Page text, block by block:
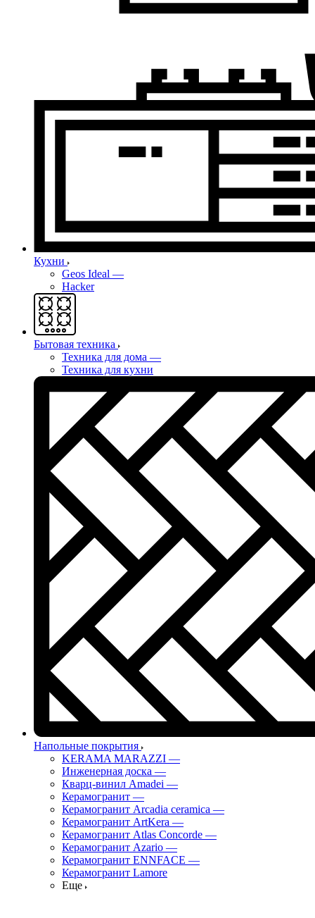
Кухни
Geos Ideal —
Hacker
Бытовая техника
Техника для дома —
Техника для кухни
Напольные покрытия
KERAMA MARAZZI —
Инженерная доска —
Кварц-винил Amadei —
Керамогранит —
Керамогранит Arcadia ceramica —
Керамогранит ArtKera —
Керамогранит Atlas Concorde —
Керамогранит Azario —
Керамогранит ENNFACE —
Керамогранит Lamore
Еще